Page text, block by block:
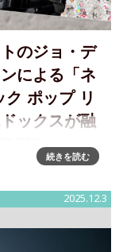
のジョ・デ
による「ネ
ク ポップ リ
ックスが融
デル
～世界限定100本
ルを12月1日に発
ィストのジ
続きを読む
2025.12.3